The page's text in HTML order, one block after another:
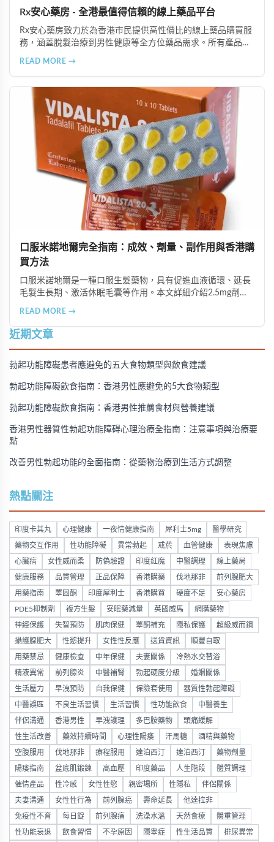
Rx安心藥房 - 全港最值得信賴的線上藥品平台
Rx安心藥房致力於為香港市民提供高性價比的線上藥品購買服
務，涵蓋脫髮治療到男性健康等全方位藥品需求。所有產品均
READ MORE →
口服米諾地爾完全指南：成效、劑量、副作用與香港購
買方法
口服米諾地爾是一種口服生髮藥物，具有促進血液循環、延長
毛髮生長期、激活休眠毛囊等作用。本文詳細介紹2.5mg劑量
購買方法，並提供真實用戶經驗分享。
READ MORE →
近期文章
勃起功能障礙患者應避免的五大食物類型與飲食建議
勃起功能障礙飲食指南：香港男性應避免的5大食物類型
勃起功能障礙飲食指南：香港男性推薦食材與營養建議
香港男性器質性勃起功能障碍心理治療全指南：注意事項與治療要
點
改善男性勃起功能的全面指南：從藥物治療到生活方式調整
熱點關注
印度卡其丸 心理健康 一夜情健康指南 犀利士5mg 醫學研究
藥物交互作用 性功能障礙 異常勃起 戒菸 血管健康 表現焦慮
心臟病 女性威而柔 防偽驗證 印度紅魔 中醫調理 線上藥局
健康服務 品質管理 正品保障 香港購藥 伐地那非 前列腺肥大
用藥指南 睪固酮 印度犀利士 香港購買 硬度不足 安心藥房
PDE5抑制劑 複方生髮 安眠藥減量 英國威馬 網購藥物
神經保護 失智預防 肌肉保健 睪酮補充 隱私保護 超級威而鋼
攝護腺肥大 性慾提升 女性性反應 送貨資訊 順豐自取
用藥禁忌 健康檢查 中年保健 夫妻關係 冷熱水交替浴
精液異常 前列腺炎 中醫補腎 勃起硬度分級 婚姻關係
生活壓力 早洩預防 自我保健 保險套使用 器質性勃起障礙
中醫誤區 不良生活習慣 生活習慣 性功能飲食 中醫養生
伴侶溝通 香港男性 早洩護理 多巴胺藥物 頭痛緩解
性生活改善 藥效持續時間 心理性陽痿 汗馬糖 酒精與藥物
空腹服用 伐地那非 療程服用 達泊西汀 達泊西汀 藥物劑量
陽痿指南 盆底肌鍛鍊 高血壓 印度藥品 人生階段 體質調理
催情產品 性冷感 女性性慾 親密場所 性隱私 伴侶關係
夫妻溝通 女性性行為 前列腺癌 壽命延長 他達拉非
免疫性不育 每日錠 前列腺痛 洗澡水溫 天然食療 體重管理
性功能衰退 飲食習慣 不孕原因 隱睾症 性生活品質 排尿異常